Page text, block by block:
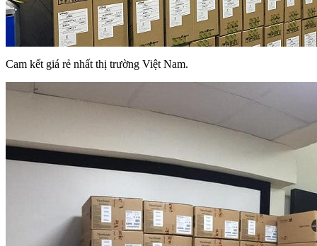
Cam kết giá rẻ nhất thị trường Việt Nam.